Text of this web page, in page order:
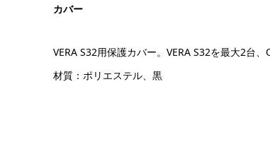
カバー
VERA S32用保護カバー。VERA S32を最大2台、
材質：ポリエステル、黒